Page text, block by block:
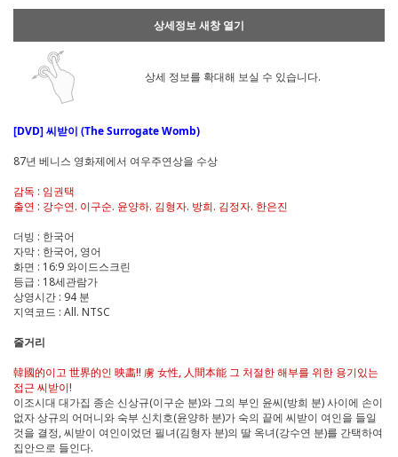
상세정보 새창 열기
상세 정보를 확대해 보실 수 있습니다.
[DVD] 씨받이 (The Surrogate Womb)
87년 베니스 영화제에서 여우주연상을 수상
감독 : 임권택
출연 : 강수연. 이구순. 윤양하. 김형자. 방희. 김정자. 한은진
더빙 : 한국어
자막 : 한국어, 영어
화면 : 16:9 와이드스크린
등급 : 18세관람가
상영시간 : 94 분
지역코드 : All. NTSC
줄거리
韓國的이고 世界的인 映畵!! 虜 女性, 人間本能 그 처절한 해부를 위한 용기있는
접근 씨받이!
이조시대 대가집 종손 신상규(이구순 분)와 그의 부인 윤씨(방희 분) 사이에 손이
없자 상규의 어머니와 숙부 신치호(윤양하 분)가 숙의 끝에 씨받이 여인을 들일
것을 결정, 씨받이 여인이었던 필녀(김형자 분)의 딸 옥녀(강수연 분)를 간택하여
집안으로 들인다.